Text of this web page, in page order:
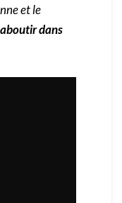
et le
dans